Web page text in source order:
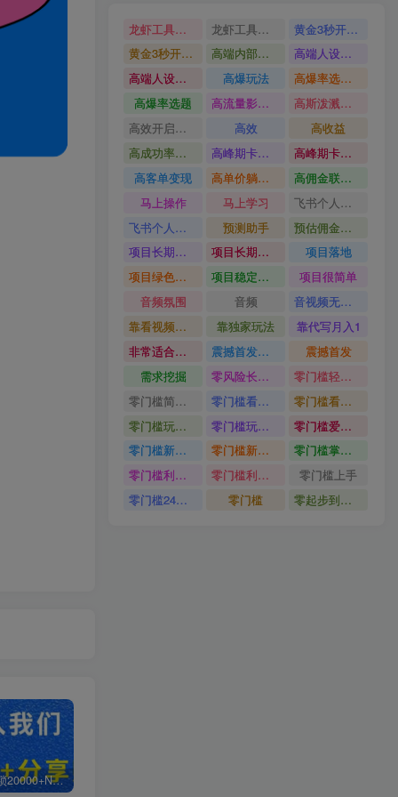
白菜价解锁20000+N个赚钱机会，加入轻创终点站会员，全站资源免费学习。
龙虾工具完整部署教学图文视频理财多赛道AI变现 龙虾工具完整部署教学
黄金3秒开头与标题海报玩法六大运营硬核技能高效变现
黄金3秒开头与标题海报玩法
高端内部魔灵召唤挂G打金
高端人设搭建积累客户信任图文剪辑谈单转化实操教学
高端人设搭建积累客户信任
高爆玩法
高爆率选题方法
高爆率选题
高流量影视片
高斯泼溅与游戏化交互课程
高效开启跨境賺钱新通道
高效
高收益
高成功率爆款全流程打法
高峰期卡顿利润被抽干私域直播核心痛点解析
高峰期卡顿利润被抽干
高客单变现
高单价躺賺玩法
高佣金联盟课
马上操作
马上学习
飞书个人版100G注册教程无需额外扩容
飞书个人版100G注册教程
预测助手
预估佣金有2200
项目长期稳定宝妈上班族既能兼职增收
项目长期稳定
项目落地
项目绿色长久
项目稳定落地两年以上
项目很简单
音频氛围
音频
音视频无损切割剪辑神器
靠看视频就能在YouTube上賺到钱
靠独家玩法
靠代写月入1
非常适合小白快速上手
震撼首发小白利用电脑做游戏搬砖
震撼首发
需求挖掘
零风险长期做
零门槛轻资产创业
零门槛简单易上手
零门槛看完就能上手只需一部手机轻松日收30
零门槛看完就能上手
零门槛玩转伙伴计划与精选独家单日稳定收益1k
零门槛玩转伙伴计划与精选独家
零门槛爱奇艺变现冷门赛道
零门槛新手快速入门闲鱼电商日赚百元新手必看教程
零门槛新手快速入门闲鱼电商日赚百元
零门槛掌握汽车赛道变现玩法
零门槛利用AI只需几分钟轻松做出带货短视频
零门槛利用AI
零门槛上手
零门槛24小时无人值守被动创收项目
零门槛 零起步到独立实操